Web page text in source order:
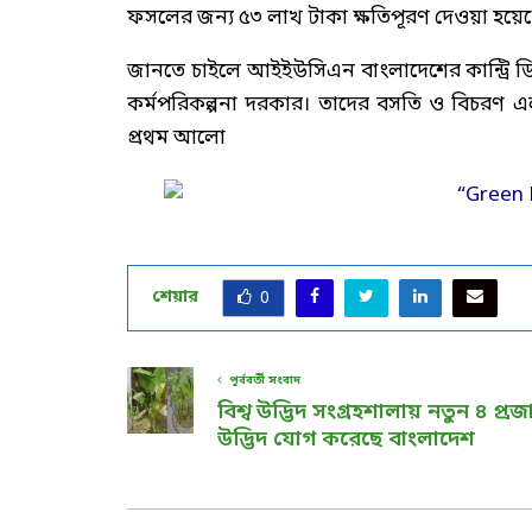
ফসলের জন্য ৫৩ লাখ টাকা ক্ষতিপূরণ দেওয়া
জানতে চাইলে আইইউসিএন বাংলাদেশের কান্ট্রি
কর্মপরিকল্পনা দরকার। তাদের বসতি ও বিচরণ
প্রথম আলো
শেয়ার 0
পূর্ববর্তী সংবাদ
বিশ্ব উদ্ভিদ সংগ্রহশালায় নতুন ৪
উদ্ভিদ যোগ করেছে বাংলাদেশ